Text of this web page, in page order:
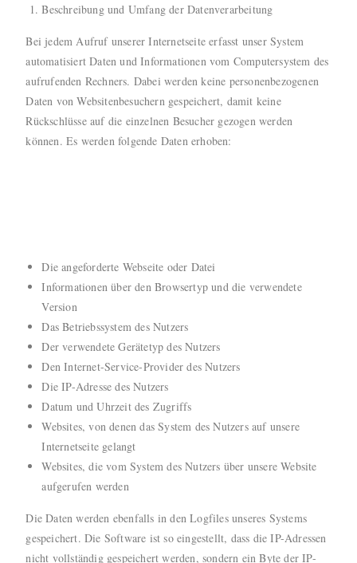
Beschreibung und Umfang der Datenverarbeitung
Bei jedem Aufruf unserer Internetseite erfasst unser System
automatisiert Daten und Informationen vom Computersystem des
aufrufenden Rechners. Dabei werden keine personenbezogenen
Daten von Websitenbesuchern gespeichert, damit keine
Rückschlüsse auf die einzelnen Besucher gezogen werden
können. Es werden folgende Daten erhoben:
Die angeforderte Webseite oder Datei
Informationen über den Browsertyp und die verwendete
Version
Das Betriebssystem des Nutzers
Der verwendete Gerätetyp des Nutzers
Den Internet-Service-Provider des Nutzers
Die IP-Adresse des Nutzers
Datum und Uhrzeit des Zugriffs
Websites, von denen das System des Nutzers auf unsere
Internetseite gelangt
Websites, die vom System des Nutzers über unsere Website
aufgerufen werden
Die Daten werden ebenfalls in den Logfiles unseres Systems
gespeichert. Die Software ist so eingestellt, dass die IP-Adressen
nicht vollständig gespeichert werden, sondern ein Byte der IP-